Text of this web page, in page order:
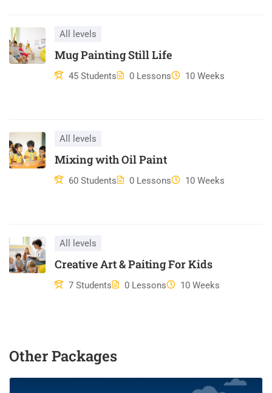
autem vel eum iure reprehenderit qui in ea voluptate velit esse
quam nihil molestiae consequatur, vel illum qui dolorem eum
fugiat quo voluptas nulla pariatur?
All levels
Mug Painting Still Life
45 Students 0 Lessons 10 Weeks
All levels
Mixing with Oil Paint
60 Students 0 Lessons 10 Weeks
All levels
Creative Art & Paiting For Kids
7 Students 0 Lessons 10 Weeks
Other Packages